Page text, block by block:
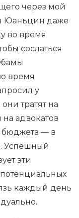
через мой
Юаньцин даже
во время
сослаться
время
у
тратят на
адвокатов
бюджета — в
Успешный
эти
каждый день